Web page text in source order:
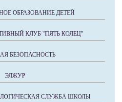
ОБРАЗОВАНИЕ ДЕТЕЙ
КЛУБ "ПЯТЬ КОЛЕЦ"
БЕЗОПАСНОСТЬ
ЭЛЖУР
СЛУЖБА ШКОЛЫ